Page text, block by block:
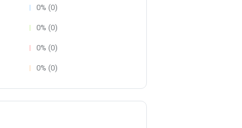
0% (0)
0% (0)
0% (0)
0% (0)